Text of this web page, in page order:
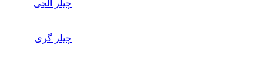
چیلر الجی
چیلر گری